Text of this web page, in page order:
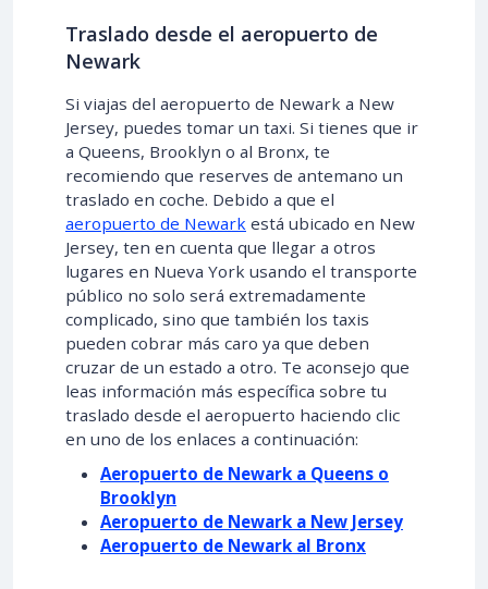
Traslado desde el aeropuerto de
Newark
Si viajas del aeropuerto de Newark a New
Jersey, puedes tomar un taxi. Si tienes que ir
a Queens, Brooklyn o al Bronx, te
recomiendo que reserves de antemano un
traslado en coche. Debido a que el
aeropuerto de Newark está ubicado en New
Jersey, ten en cuenta que llegar a otros
lugares en Nueva York usando el transporte
público no solo será extremadamente
complicado, sino que también los taxis
pueden cobrar más caro ya que deben
cruzar de un estado a otro. Te aconsejo que
leas información más específica sobre tu
traslado desde el aeropuerto haciendo clic
en uno de los enlaces a continuación:
Aeropuerto de Newark a Queens o
Brooklyn
Aeropuerto de Newark a New Jersey
Aeropuerto de Newark al Bronx